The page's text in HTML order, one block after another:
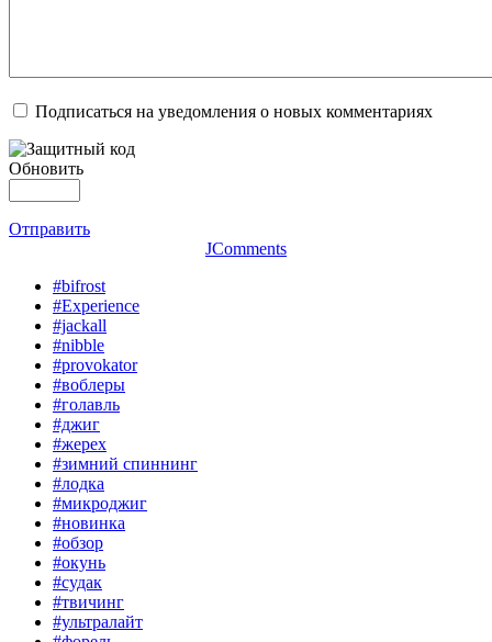
Подписаться на уведомления о новых комментариях
Обновить
Отправить
JComments
#bifrost
#Experience
#jackall
#nibble
#provokator
#воблеры
#голавль
#джиг
#жерех
#зимний спиннинг
#лодка
#микроджиг
#новинка
#обзор
#окунь
#судак
#твичинг
#ультралайт